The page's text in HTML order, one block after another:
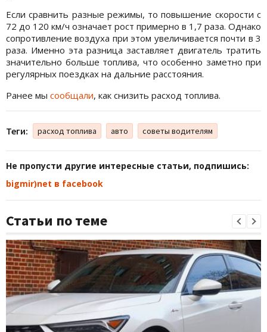
Если сравнить разные режимы, то повышение скорости с
72 до 120 км/ч означает рост примерно в 1,7 раза. Однако
сопротивление воздуха при этом увеличивается почти в 3
раза. Именно эта разница заставляет двигатель тратить
значительно больше топлива, что особенно заметно при
регулярных поездках на дальние расстояния.
Ранее мы сообщали, как снизить расход топлива.
Теги: расход топлива авто советы водителям
Не пропусти другие интересные статьи, подпишись:
bigmir)net в facebook
Статьи по теме